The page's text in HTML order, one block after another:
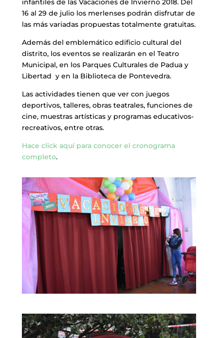
infantiles de las Vacaciones de Invierno 2018. Del
16 al 29 de julio los merlenses podrán disfrutar de
las más variadas propuestas totalmente gratuitas.
Además del emblemático edificio cultural del
distrito, los eventos se realizarán en el Teatro
Municipal, en los Parques Culturales de Padua y
Libertad y en la Biblioteca de Pontevedra.
Las actividades tienen que ver con juegos
deportivos, talleres, obras teatrales, funciones de
cine, muestras artísticas y programas educativos-
recreativos, entre otras.
Hace click aquí para conocer el cronograma
completo.